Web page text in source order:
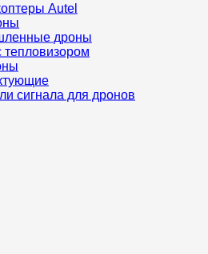
Autel
дроны
сигнала для дронов